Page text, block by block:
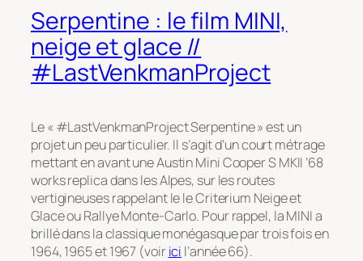
Serpentine : le film MINI,
neige et glace //
#LastVenkmanProject
Le « #LastVenkmanProject Serpentine » est un
projet un peu particulier. Il s’agit d’un court métrage
mettant en avant une Austin Mini Cooper S MKII ’68
works replica dans les Alpes, sur les routes
vertigineuses rappelant le le Criterium Neige et
Glace ou Rallye Monte-Carlo. Pour rappel, la MINI a
brillé dans la classique monégasque par trois fois en
1964, 1965 et 1967 (voirici l’année 66).